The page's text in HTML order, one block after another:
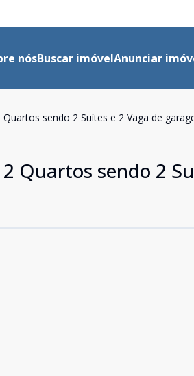
nósBuscar imóvelAnunciar
sendo 2 Suítes e 2 Vaga de
Quartos sendo 2